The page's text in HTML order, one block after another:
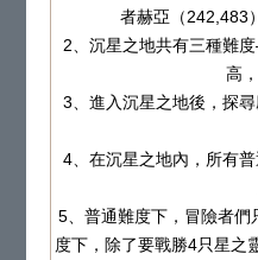
者赫亞（242,483
2、沉星之地共有三種難
高
3、進入沉星之地後，探
4、在沉星之地內，所有
5、普通難度下，冒險者
度下，除了要戰勝4只星